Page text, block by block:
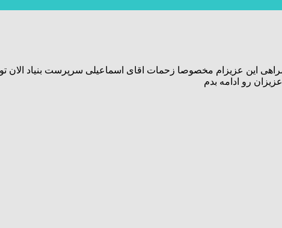
این عزیزام مخصوصا زحمات اقای اسماعیلی سرپرست بنیاد الان
رو ادامه بدم